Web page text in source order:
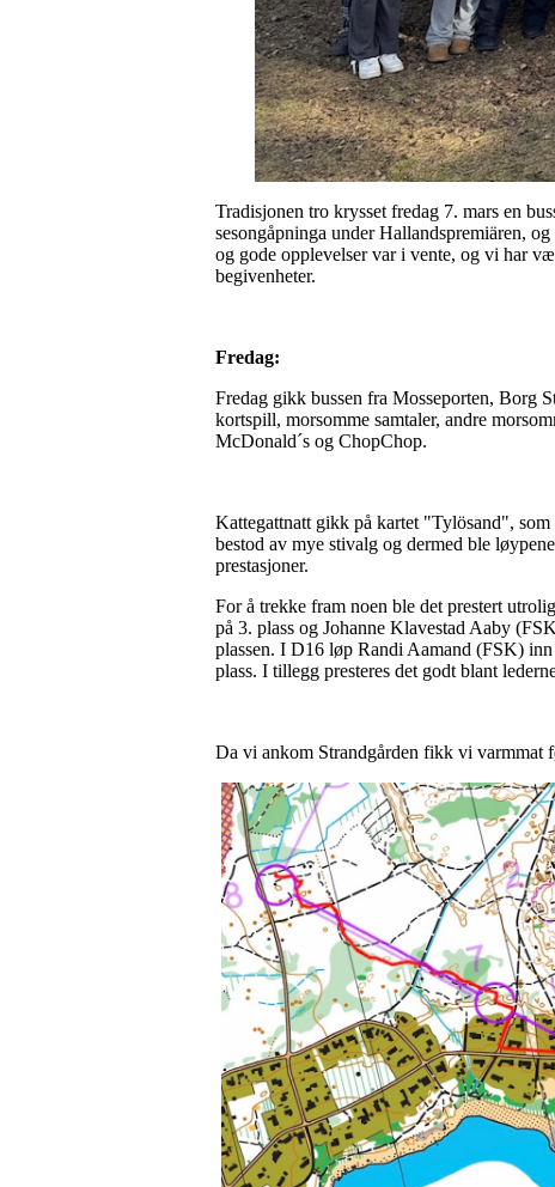
Tradisjonen tro krysset fredag 7. mars en
sesongåpninga under Hallandspremiären,
og gode opplevelser var i vente, og vi har
begivenheter.
Fredag:
Fredag gikk bussen fra Mosseporten, Borg
kortspill, morsomme samtaler, andre
McDonald´s og ChopChop.
Kattegattnatt gikk på kartet "Tylösand",
bestod av mye stivalg og dermed ble
prestasjoner.
For å trekke fram noen ble det prestert
på 3. plass og Johanne Klavestad Aaby
plassen. I D16 løp Randi Aamand (FSK)
plass. I tillegg presteres det godt blant
Da vi ankom Strandgården fikk vi varmmat